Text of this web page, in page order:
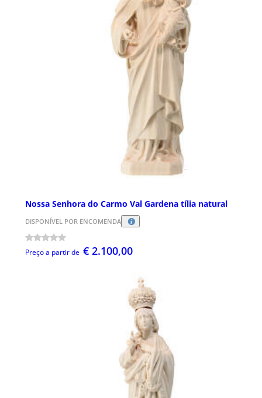
Nossa Senhora do Carmo Val Gardena tília natural
DISPONÍVEL POR ENCOMENDA
Preço a partir de € 2.100,00